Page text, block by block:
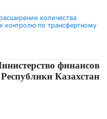
количества
контролю по трансфертному
финансов
Республики Казахстан